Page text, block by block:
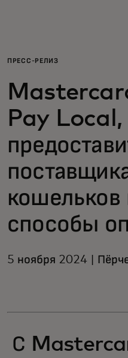
Для бизнеса
Для всего мира
Для новаторов
Новости и
ПРЕСС-РЕЛИЗ
Pay Local,
кошельков
способы
5 ноября 2024 |
С